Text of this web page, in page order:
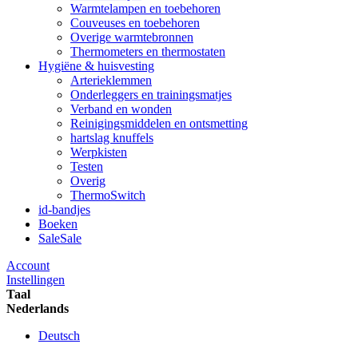
Warmtelampen en toebehoren
Couveuses en toebehoren
Overige warmtebronnen
Thermometers en thermostaten
Hygiëne & huisvesting
Arterieklemmen
Onderleggers en trainingsmatjes
Verband en wonden
Reinigingsmiddelen en ontsmetting
hartslag knuffels
Werpkisten
Testen
Overig
ThermoSwitch
id-bandjes
Boeken
SaleSale
Account
Instellingen
Taal
Nederlands
Deutsch